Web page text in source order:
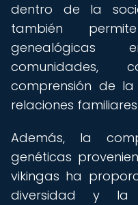
dentro de la
también
genealógicas
comunidades,
comprensión de
relaciones
Además, la
genéticas
vikingas ha
diversidad y la